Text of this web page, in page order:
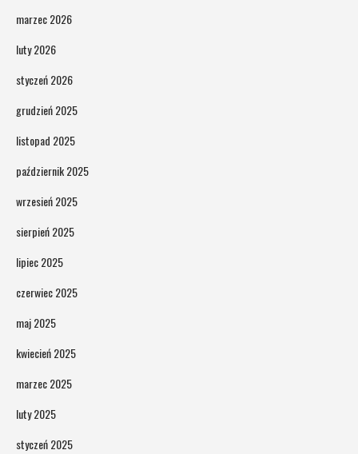
marzec 2026
luty 2026
styczeń 2026
grudzień 2025
listopad 2025
październik 2025
wrzesień 2025
sierpień 2025
lipiec 2025
czerwiec 2025
maj 2025
kwiecień 2025
marzec 2025
luty 2025
styczeń 2025